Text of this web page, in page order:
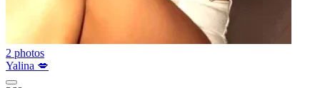
2 photos
Yalina 💋